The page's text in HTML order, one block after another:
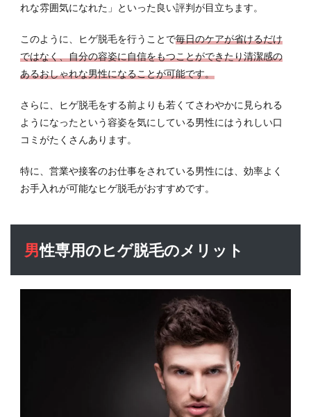
れな雰囲気になれた」といった良い評判が目立ちます。
このように、ヒゲ脱毛を行うことで毎日のケアが省けるだけ
ではなく、自分の容姿に自信をもつことができたり清潔感の
あるおしゃれな男性になることが可能です。
さらに、ヒゲ脱毛をする前よりも若くてさわやかに見られる
ようになったという容姿を気にしている男性にはうれしい口
コミがたくさんあります。
特に、営業や接客のお仕事をされている男性には、効率よく
お手入れが可能なヒゲ脱毛がおすすめです。
男性専用のヒゲ脱毛のメリット